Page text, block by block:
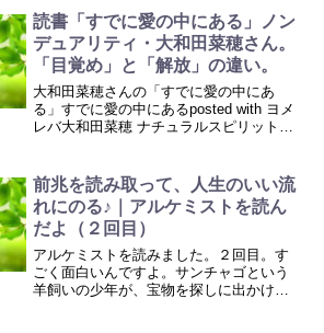
す。 多動は私はマシな方だと思います(頭
の中は多動ですが)。指先...
読書「すでに愛の中にある」ノン
デュアリティ・大和田菜穂さん。
「目覚め」と「解放」の違い。
大和田菜穂さんの「すでに愛の中にあ
る」すでに愛の中にあるposted with ヨメ
レバ大和田菜穂 ナチュラルスピリット
い。についての、お話がとても...
前兆を読み取って、人生のいい流
れにのる♪｜アルケミストを読ん
だよ（２回目）
アルケミストを読みました。２回目。す
ごく面白いんですよ。サンチャゴという
羊飼いの少年が、宝物を探しに出かける